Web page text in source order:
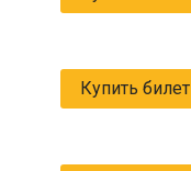
Купить билет